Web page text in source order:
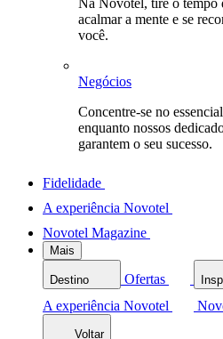
Na Novotel, tire o tempo
acalmar a mente e se
você.
Negócios
Concentre-se no
enquanto nossos
garantem o seu sucesso.
Fidelidade
A experiência Novotel
Novotel Magazine
Mais
Destino Ofertas
A experiência Novotel
Voltar